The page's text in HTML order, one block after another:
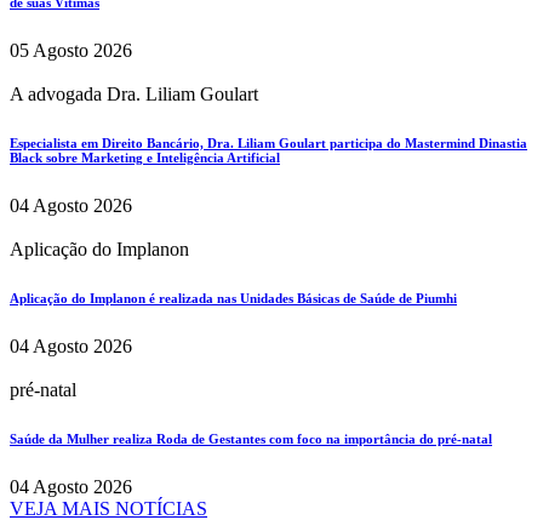
05 Agosto 2026
A advogada Dra. Liliam Goulart
Especialista em Direito Bancário, Dra. Liliam Goulart participa do Mastermind Dinastia
Black sobre Marketing e Inteligência Artificial
04 Agosto 2026
Aplicação do Implanon
Aplicação do Implanon é realizada nas Unidades Básicas de Saúde de Piumhi
04 Agosto 2026
pré-natal
Saúde da Mulher realiza Roda de Gestantes com foco na importância do pré-natal
04 Agosto 2026
VEJA MAIS NOTÍCIAS